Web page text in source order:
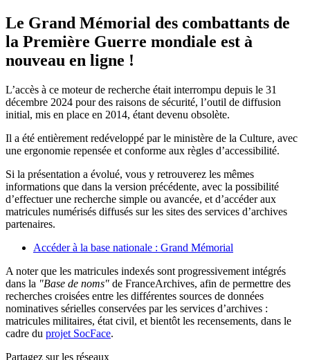
Le Grand Mémorial des combattants de
la Première Guerre mondiale est à
nouveau en ligne !
L’accès à ce moteur de recherche était interrompu depuis le 31
décembre 2024 pour des raisons de sécurité, l’outil de diffusion
initial, mis en place en 2014, étant devenu obsolète.
Il a été entièrement redéveloppé par le ministère de la Culture, avec
une ergonomie repensée et conforme aux règles d’accessibilité.
Si la présentation a évolué, vous y retrouverez les mêmes
informations que dans la version précédente, avec la possibilité
d’effectuer une recherche simple ou avancée, et d’accéder aux
matricules numérisés diffusés sur les sites des services d’archives
partenaires.
Accéder à la base nationale : Grand Mémorial
A noter que les matricules indexés sont progressivement intégrés
dans la "Base de noms" de FranceArchives, afin de permettre des
recherches croisées entre les différentes sources de données
nominatives sérielles conservées par les services d’archives :
matricules militaires, état civil, et bientôt les recensements, dans le
cadre du projet SocFace.
Partagez sur les réseaux